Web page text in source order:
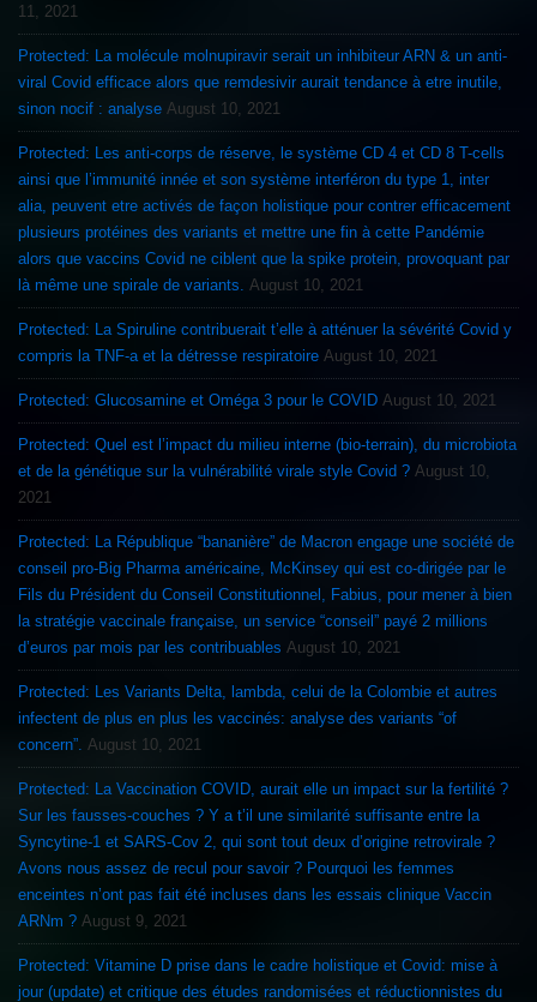
11, 2021
Protected: La molécule molnupiravir serait un inhibiteur ARN & un anti-
viral Covid efficace alors que remdesivir aurait tendance à etre inutile,
sinon nocif : analyse August 10, 2021
Protected: Les anti-corps de réserve, le système CD 4 et CD 8 T-cells
ainsi que l’immunité innée et son système interféron du type 1, inter
alia, peuvent etre activés de façon holistique pour contrer efficacement
plusieurs protéines des variants et mettre une fin à cette Pandémie
alors que vaccins Covid ne ciblent que la spike protein, provoquant par
là même une spirale de variants.
August 10, 2021
Protected: La Spiruline contribuerait t’elle à atténuer la sévérité Covid y
compris la TNF-a et la détresse respiratoire August 10, 2021
Protected: Glucosamine et Oméga 3 pour le COVID August 10, 2021
Protected: Quel est l’impact du milieu interne (bio-terrain), du microbiota
et de la génétique sur la vulnérabilité virale style Covid ? August 10,
2021
Protected: La République “bananière” de Macron engage une société de
conseil pro-Big Pharma américaine, McKinsey qui est co-dirigée par le
Fils du Président du Conseil Constitutionnel, Fabius, pour mener à bien
la stratégie vaccinale française, un service “conseil” payé 2 millions
d’euros par mois par les contribuables August 10, 2021
Protected: Les Variants Delta, lambda, celui de la Colombie et autres
infectent de plus en plus les vaccinés: analyse des variants “of
concern”. August 10, 2021
Protected: La Vaccination COVID, aurait elle un impact sur la fertilité ?
Sur les fausses-couches ? Y a t’il une similarité suffisante entre la
Syncytine-1 et SARS-Cov 2, qui sont tout deux d’origine retrovirale ?
Avons nous assez de recul pour savoir ? Pourquoi les femmes
enceintes n’ont pas fait été incluses dans les essais clinique Vaccin
ARNm ? August 9, 2021
Protected: Vitamine D prise dans le cadre holistique et Covid: mise à
jour (update) et critique des études randomisées et réductionnistes du